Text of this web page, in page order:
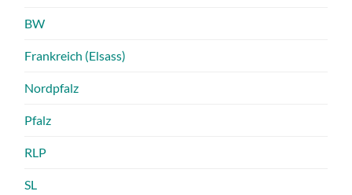
BW
Frankreich (Elsass)
Nordpfalz
Pfalz
RLP
SL